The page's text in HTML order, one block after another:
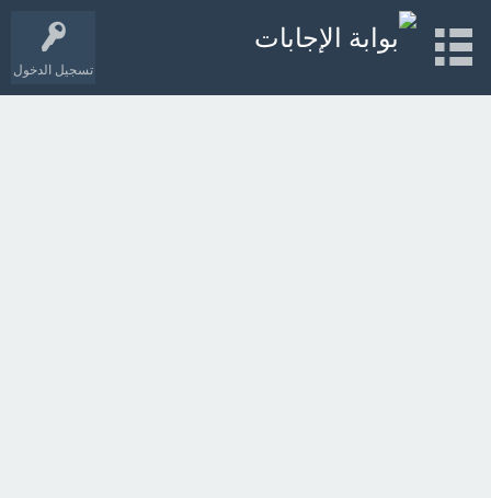
تسجيل الدخول